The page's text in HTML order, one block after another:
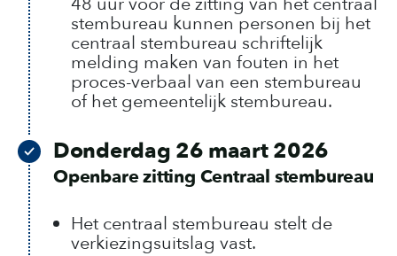
stembureau kunnen personen bij het
centraal stembureau schriftelijk
melding maken van fouten in het
proces-verbaal van een stembureau
of het gemeentelijk stembureau.
Donderdag 26 maart 2026
Openbare zitting Centraal stembureau
Het centraal stembureau stelt de
verkiezingsuitslag vast.